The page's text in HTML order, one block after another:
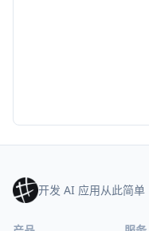
开发 AI 应用从此简单